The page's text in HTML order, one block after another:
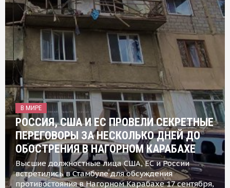
В МИРЕ
РОССИЯ, США И ЕС ПРОВЕЛИ СЕКРЕТНЫЕ
ПЕРЕГОВОРЫ ЗА НЕСКОЛЬКО ДНЕЙ ДО
ОБОСТРЕНИЯ В НАГОРНОМ КАРАБАХЕ
Высшие должностные лица США, ЕС и России
встретились в Стамбуле для обсуждения
противостояния в Нагорном Карабахе 17 сентября,